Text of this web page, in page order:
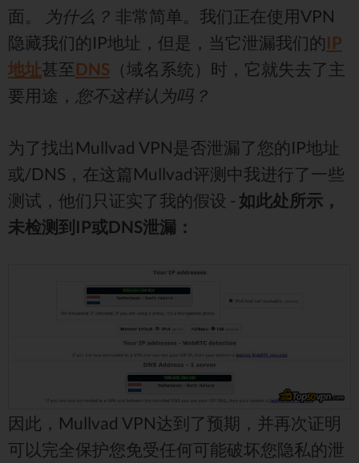
面。
为什么？ 非常简单。我们正在使用VPN
隐藏我们的IP地址，但是，当它泄漏我们的IP
地址甚至DNS （域名系统）时，它就失去了主
要用途， 您不这样认为吗？
为了找出Mullvad VPN是否泄漏了您的IP地址
或/DNS，在这篇Mullvad评测中我进行了一些
测试，他们只证实了我的假设 - 如此处所示，
未检测到IP或DNS泄漏：
因此，Mullvad VPN达到了预期，并再次证明
可以完全保护您免受任何可能破坏您隐私的泄